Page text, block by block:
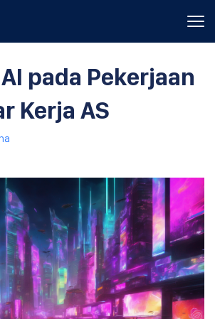
pada Pekerjaan
Kerja AS